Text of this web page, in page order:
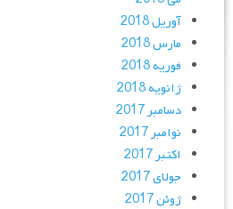
آوریل 2018
مارس 2018
فوریه 2018
ژانویه 2018
دسامبر 2017
نوامبر 2017
اکتبر 2017
جولای 2017
ژوئن 2017